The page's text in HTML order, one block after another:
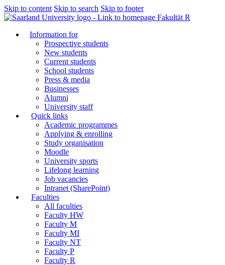
Skip to content Skip to search Skip to footer
Fakultät R
Information for
Prospective students
New students
Current students
School students
Press & media
Businesses
Alumni
University staff
Quick links
Academic programmes
Applying & enrolling
Study organisation
Moodle
University sports
Lifelong learning
Job vacancies
Intranet (SharePoint)
Faculties
All faculties
Faculty HW
Faculty M
Faculty MI
Faculty NT
Faculty P
Faculty R